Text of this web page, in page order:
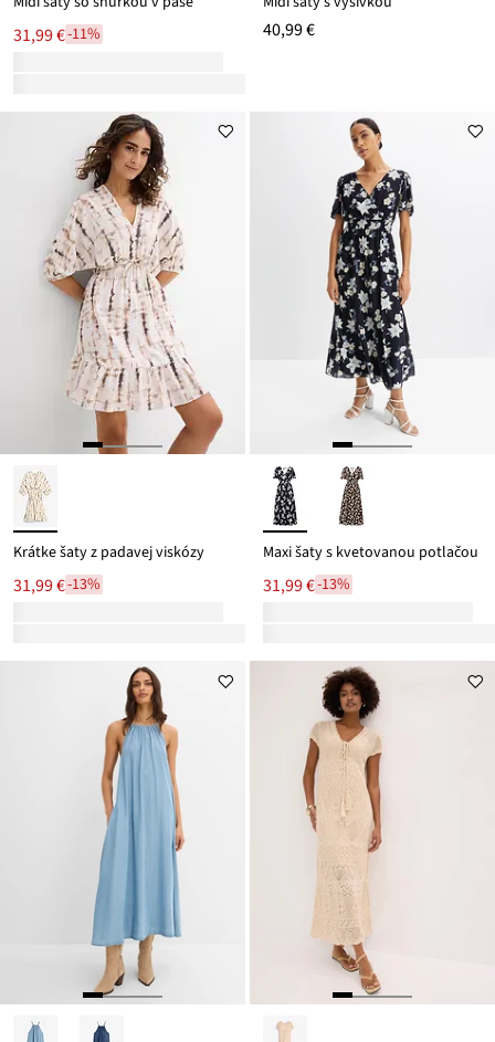
31,99 €-11% 40,99 €
Krátke šaty z padavej viskózy
31,99 €-13%
Maxi šaty s kvetovanou potlačou
31,99 €-13%